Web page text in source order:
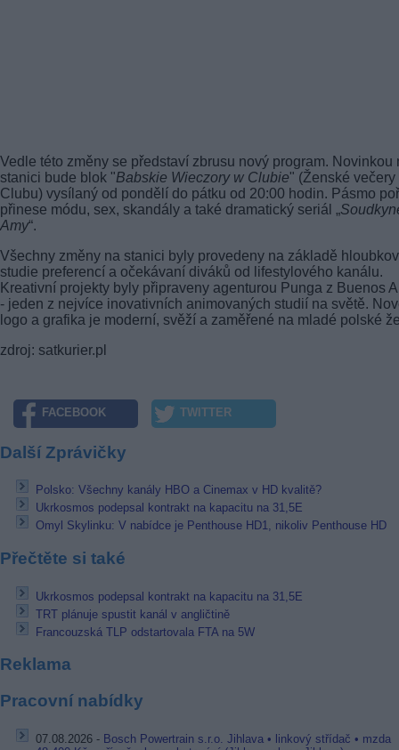
Vedle této změny se představí zbrusu nový program. Novinkou
stanici bude blok "Babskie Wieczory w Clubie" (Ženské večery
Clubu) vysílaný od pondělí do pátku od 20:00 hodin. Pásmo
přinese módu, sex, skandály a také dramatický seriál „
Amy“.
Všechny změny na stanici byly provedeny na základě
studie preferencí a očekávaní diváků od lifestylového kanálu.
Kreativní projekty byly připraveny agenturou Punga z Buenos
- jeden z nejvíce inovativních animovaných studií na světě.
logo a grafika je moderní, svěží a zaměřené na mladé polské
zdroj: satkurier.pl
FACEBOOK TWITTER
Další Zprávičky
Polsko: Všechny kanály HBO a Cinemax v HD kvalitě?
Ukrkosmos podepsal kontrakt na kapacitu na 31,5E
Omyl Skylinku: V nabídce je Penthouse HD1, nikoliv Penthouse HD
Přečtěte si také
Ukrkosmos podepsal kontrakt na kapacitu na 31,5E
TRT plánuje spustit kanál v angličtině
Francouzská TLP odstartovala FTA na 5W
Reklama
Pracovní nabídky
07.08.2026 - Bosch Powertrain s.r.o. Jihlava • linkový střídač • mzda